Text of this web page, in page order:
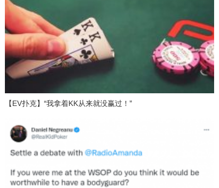
【EV扑克】“我拿着KK从来就没赢过！”